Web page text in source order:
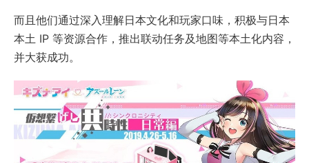
而且他们通过深入理解日本文化和玩家口味，积极与日本
本土 IP 等资源合作，推出联动任务及地图等本土化内容，
并大获成功。